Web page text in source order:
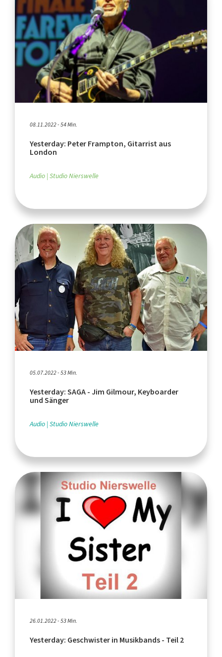
08.11.2022 - 54 Min.
Yesterday: Peter Frampton, Gitarrist aus
London
Audio Studio Nierswelle
05.07.2022 - 53 Min.
Yesterday: SAGA - Jim Gilmour, Keyboarder
und Sänger
Audio Studio Nierswelle
26.01.2022 - 53 Min.
Yesterday: Geschwister in Musikbands - Teil 2